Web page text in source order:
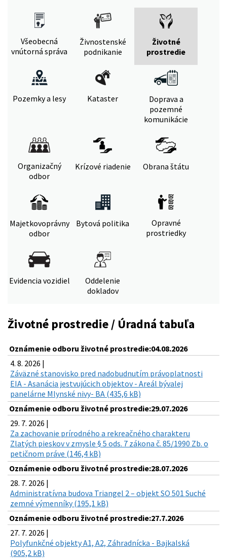
Všeobecná
vnútorná správa
Živnostenské
podnikanie
Životné
prostredie
Pozemky a lesy Kataster
Doprava a
pozemné
komunikácie
Organizačný
odbor
Krízové riadenie Obrana štátu
Majetkovoprávny
odbor
Bytová politika
Opravné
prostriedky
Evidencia vozidiel
Oddelenie
dokladov
Životné prostredie / Úradná tabuľa
Oznámenie odboru životné prostredie:04.08.2026
4. 8. 2026 |
Záväzné stanovisko pred nadobudnutím právoplatnosti
EIA - Asanácia jestvujúcich objektov - Areál bývalej
panelárne Mlynské nivy- BA (435,6 kB)
Oznámenie odboru životné prostredie:29.07.2026
29. 7. 2026 |
Za zachovanie prírodného a rekreačného charakteru
Zlatých pieskov v zmysle § 5 ods. 7 zákona č. 85/1990 Zb. o
petičnom práve (146,4 kB)
Oznámenie odboru životné prostredie:28.07.2026
28. 7. 2026 |
Administratívna budova Triangel 2 – objekt SO 501 Suché
zemné výmenníky (195,1 kB)
Oznámenie odboru životné prostredie:27.7.2026
27. 7. 2026 |
Polyfunkčné objekty A1, A2, Záhradnícka - Bajkalská
(905,2 kB)